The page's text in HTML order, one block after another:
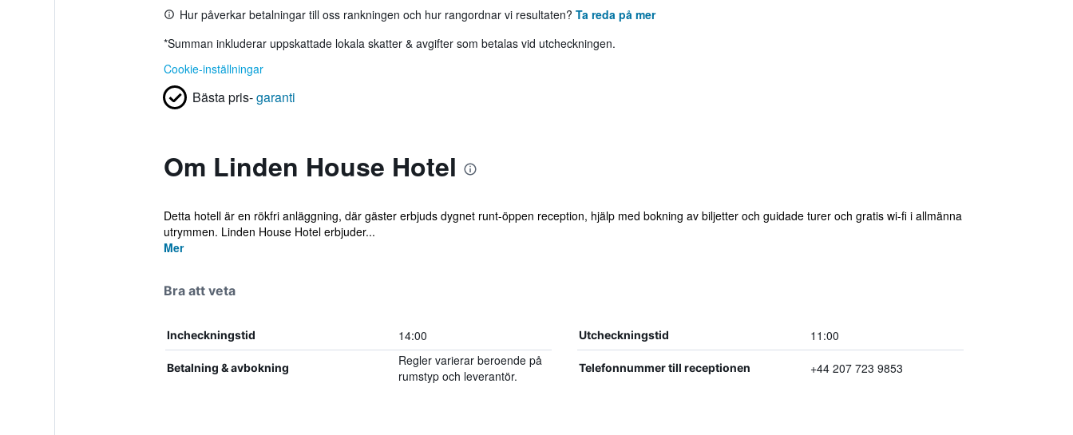
Hur påverkar betalningar till oss rankningen och hur rangordnar vi resultaten? Ta reda på mer
*Summan inkluderar uppskattade lokala skatter & avgifter som betalas vid utcheckningen.
Cookie-inställningar
Bästa pris-garanti
Om Linden House Hotel
Detta hotell är en rökfri anläggning, där gäster erbjuds dygnet runt-öppen reception, hjälp med bokning av biljetter och guidade turer och gratis wi-fi i allmänna
utrymmen. Linden House Hotel erbjuder...
Mer
Bra att veta
Incheckningstid 14:00 Utcheckningstid 11:00
Betalning & avbokning
Regler varierar beroende på
rumstyp och leverantör.
Telefonnummer till receptionen +44 207 723 9853